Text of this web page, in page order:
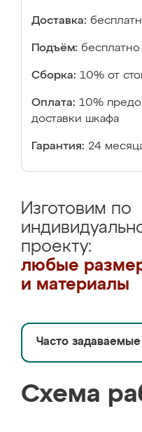
Доставка:
Подъём: бесплатно
Сборка: 10% от
Оплата: 10%
доставки шкафа
Гарантия: 24
Изготовим по
проекту:
любые
и материалы
Часто
Схема